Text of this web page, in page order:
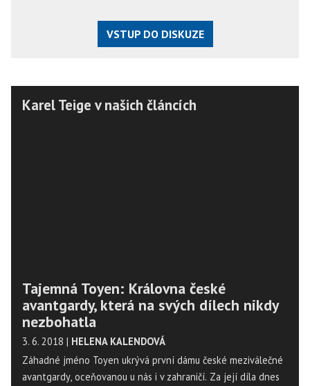
VSTUP DO DISKUZE
Karel Teige v našich článcích
Tajemná Toyen: Královna české
avantgardy, která na svých dílech nikdy
nezbohatla
3. 6. 2018 | HELENA KALENDOVÁ
Záhadné jméno Toyen ukrývá první dámu české meziválečné
avantgardy, oceňovanou u nás i v zahraničí. Za její díla dnes